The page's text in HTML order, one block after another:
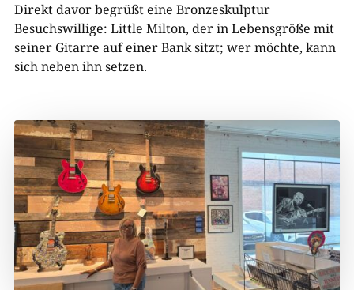
Direkt davor begrüßt eine Bronzeskulptur
Besuchswillige: Little Milton, der in Lebensgröße mit
seiner Gitarre auf einer Bank sitzt; wer möchte, kann
sich neben ihn setzen.